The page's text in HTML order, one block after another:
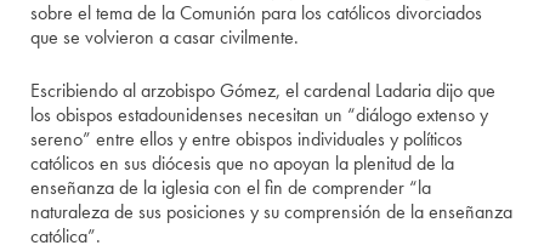
sobre el tema de la Comunión para los católicos divorciados
que se volvieron a casar civilmente.
Escribiendo al arzobispo Gómez, el cardenal Ladaria dijo que
los obispos estadounidenses necesitan un “diálogo extenso y
sereno” entre ellos y entre obispos individuales y políticos
católicos en sus diócesis que no apoyan la plenitud de la
enseñanza de la iglesia con el fin de comprender “la
naturaleza de sus posiciones y su comprensión de la enseñanza
católica”.